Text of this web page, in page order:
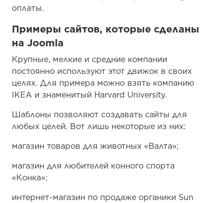
оплаты.
Примеры сайтов, которые сделаны
на Joomla
Крупные, мелкие и средние компании
постоянно используют этот движок в своих
целях. Для примера можно взять компанию
IKEA и знаменитый Harvard University.
Шаблоны позволяют создавать сайты для
любых целей. Вот лишь некоторые из них:
магазин товаров для животных «Валта»;
магазин для любителей конного спорта
«Конка»;
интернет-магазин по продаже органики Sun